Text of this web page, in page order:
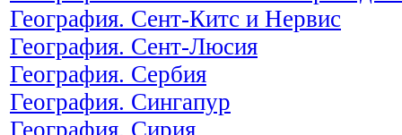
География. Сент-Китс и Нервис
География. Сент-Люсия
География. Сербия
География. Сингапур
География. Сирия